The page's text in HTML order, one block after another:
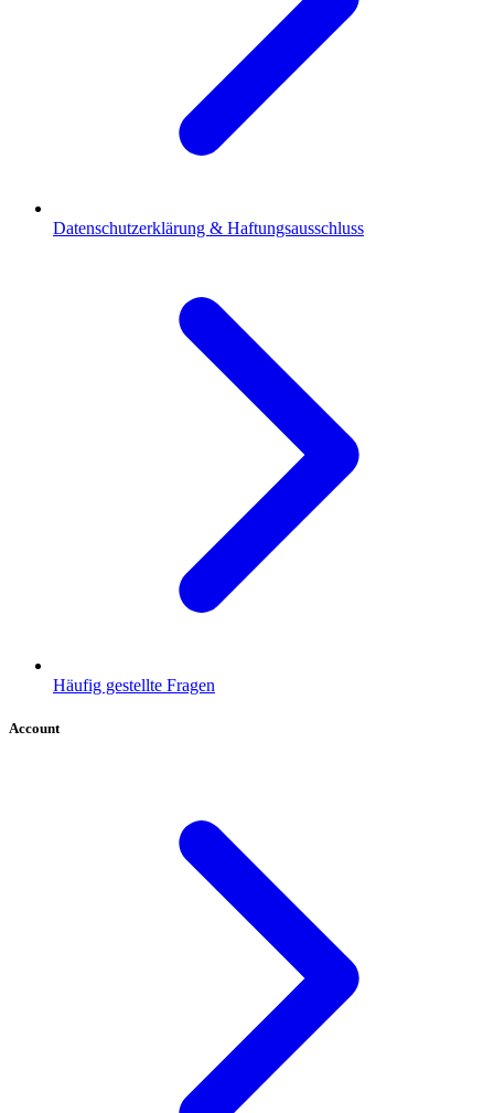
Datenschutzerklärung & Haftungsausschluss
Häufig gestellte Fragen
Account